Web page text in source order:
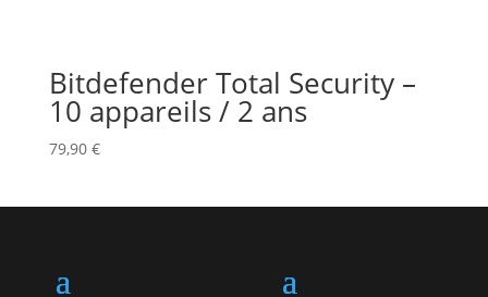
Bitdefender Total Security –
10 appareils / 2 ans
79,90 €